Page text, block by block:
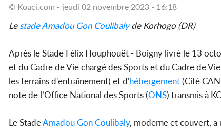
© Koaci.com - jeudi 02 novembre 2023 - 16:18
LestadeAmadou Gon Coulibalyde Korhogo (DR)
Après le Stade Félix Houphouët - Boigny livré le 13
et du Cadre de Vie chargé des Sports et du Cadre de
les terrains d'entraînement) et d'hébergement(Cité
note de l’Office National des Sports (ONS) transmis à
Le StadeAmadou Gon Coulibaly, moderne et couvert, a